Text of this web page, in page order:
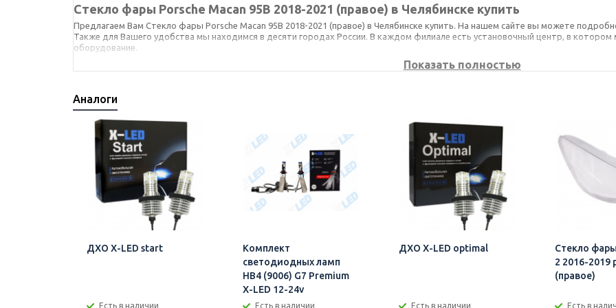
Стекло фары Porsche Macan 95B 2018-2021 (правое) в Челябинске купить
Предлагаем Вам Стекло фары Porsche Macan 95B 2018-2021 (правое) в Челябинске купить. На нашем сайте вы можете
Также для Вашего удобства мы находимся в десяти городах России. В каждом филиале есть установочный центр, в котором
оборудование.
Мы сотрудничаем напрямую со всеми производителями, что является гарантией отсутствия переплат. Всю
Наши сотрудники с удовольствием проконсультируют Вас как по телефону, так и онлайн с помощью он-лайн консультанта
Porsche Macan 95B 2018-2021 (правое) в Челябинске купить и установить можно легко и просто. Достаточно лишь
Показать полностью
Аналоги
ДХО X-LED start
Есть в наличии
Комплект
светодиодных ламп
HB4 (9006) G7 Premium
X-LED 12-24v
Есть в наличии
ДХО X-LED optimal
Есть в наличии
Стекло
2 2016-2019
(правое)
Есть в